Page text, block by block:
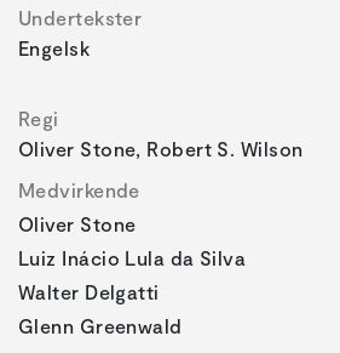
Undertekster
Engelsk
Regi
Oliver Stone, Robert S. Wilson
Medvirkende
Oliver Stone
Luiz Inácio Lula da Silva
Walter Delgatti
Glenn Greenwald